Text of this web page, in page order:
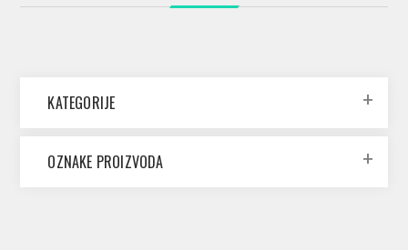
KATEGORIJE
OZNAKE PROIZVODA